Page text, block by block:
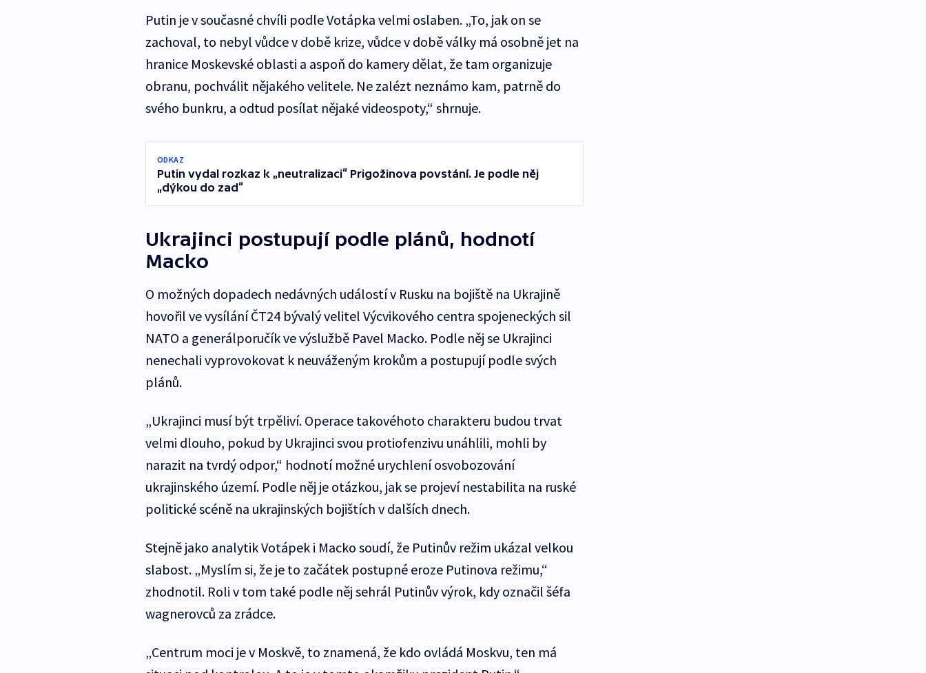
Putin je v současné chvíli podle Votápka velmi oslaben. „To, jak on se
zachoval, to nebyl vůdce v době krize, vůdce v době války má osobně jet na
hranice Moskevské oblasti a aspoň do kamery dělat, že tam organizuje
obranu, pochválit nějakého velitele. Ne zalézt neznámo kam, patrně do
svého bunkru, a odtud posílat nějaké videospoty,“ shrnuje.
ODKAZ
Putin vydal rozkaz k „neutralizaci“ Prigožinova povstání. Je podle něj
„dýkou do zad“
Ukrajinci postupují podle plánů, hodnotí
Macko
O možných dopadech nedávných událostí v Rusku na bojiště na Ukrajině
hovořil ve vysílání ČT24 bývalý velitel Výcvikového centra spojeneckých sil
NATO a generálporučík ve výslužbě Pavel Macko. Podle něj se Ukrajinci
nenechali vyprovokovat k neuváženým krokům a postupují podle svých
plánů.
„Ukrajinci musí být trpěliví. Operace takovéhoto charakteru budou trvat
velmi dlouho, pokud by Ukrajinci svou protiofenzivu unáhlili, mohli by
narazit na tvrdý odpor,“ hodnotí možné urychlení osvobozování
ukrajinského území. Podle něj je otázkou, jak se projeví nestabilita na ruské
politické scéně na ukrajinských bojištích v dalších dnech.
Stejně jako analytik Votápek i Macko soudí, že Putinův režim ukázal velkou
slabost. „Myslím si, že je to začátek postupné eroze Putinova režimu,“
zhodnotil. Roli v tom také podle něj sehrál Putinův výrok, kdy označil šéfa
wagnerovců za zrádce.
„Centrum moci je v Moskvě, to znamená, že kdo ovládá Moskvu, ten má